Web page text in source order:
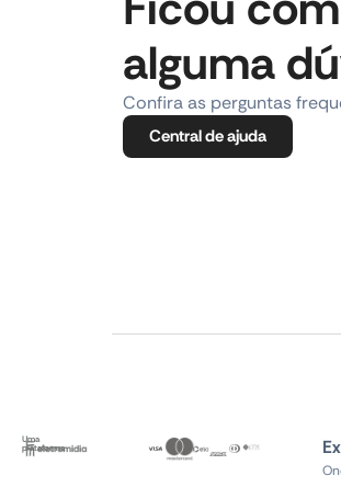
alguma
Confira as perguntas
Central de ajuda
Uma
plataforma